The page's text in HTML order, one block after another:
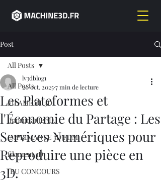
Post
All Posts
FILAMENT 3D
imprimante 3D,
IMPRIMANTE 3D FDM
filament 3D,
JEU CONCOURS
All Posts
Les Plateformes et
l'Économie du Partage : Les
Services Numériques pour
Reproduire une pièce en
3D.
lv3dblog1
20 oct. 20257 min de lecture